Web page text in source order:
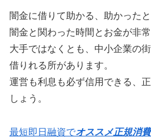
闇金に借りて助かる、助かった
闇金と関わった時間とお金が非
大手ではなくとも、中小企業の
借りれる所があります。
運営も利息も必ず信用できる、
しょう。
最短即日融資でオススメ正規消